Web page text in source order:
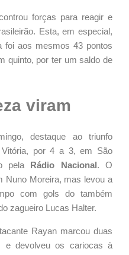
forças para reagir e
Esta, em especial,
foi aos mesmos 43 pontos
quinto, por ter um saldo de
viram
destaque ao triunfo
por 4 a 3, em São
pela Rádio Nacional. O
Nuno Moreira, mas levou a
com gols do também
zagueiro Lucas Halter.
Rayan marcou duas
e devolveu os cariocas à